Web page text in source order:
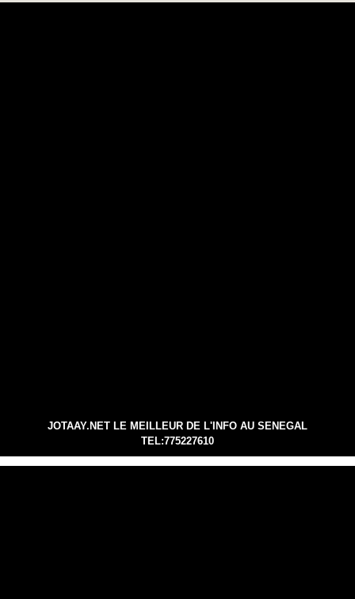
JOTAAY.NET LE MEILLEUR DE L'INFO AU SENEGAL
TEL:775227610